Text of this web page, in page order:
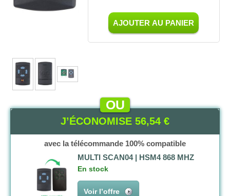
AJOUTER AU PANIER
OU
J’ÉCONOMISE 56,54 €
avec la télécommande 100% compatible
MULTI SCAN04 | HSM4 868 MHZ
En stock
Voir l’offre